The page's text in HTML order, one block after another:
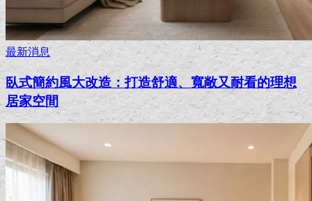
最新消息
臥式簡約風大改造：打造舒適、寬敞又耐看的理想
居家空間